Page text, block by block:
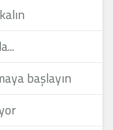
başlayın